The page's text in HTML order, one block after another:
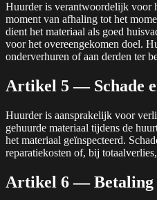
Huurder is verantwoordelijk voor
moment van afhaling tot het
dient het materiaal als goed
voor het overeengekomen doel.
onderverhuren of aan derden ter
Artikel 5 — Schade
Huurder is aansprakelijk voor
gehuurde materiaal tijdens de
het materiaal geïnspecteerd.
reparatiekosten of, bij
Artikel 6 — Betaling